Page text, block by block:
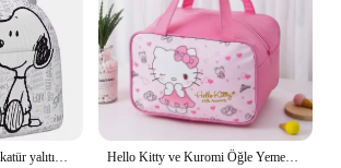
Hello Kitty ve Kuromi Öğle Yemeği Saklama Çantası, Cinnamoroll Melodi Desenli Taşınabilir Çanta, Yalıtımlı Yeniden Kullanılabilir Bento Kutusu Saklama Çantası